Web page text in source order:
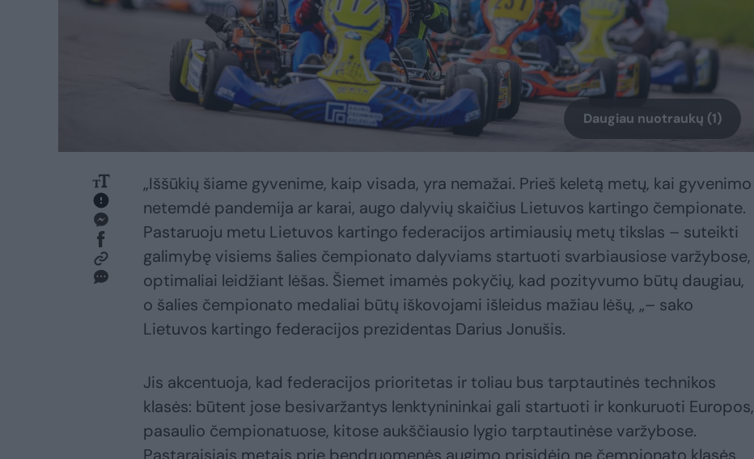
Daugiau nuotraukų (1)
„Iššūkių šiame gyvenime, kaip visada, yra nemažai. Prieš keletą metų, kai gyvenimo
netemdė pandemija ar karai, augo dalyvių skaičius Lietuvos kartingo čempionate.
Pastaruoju metu Lietuvos kartingo federacijos artimiausių metų tikslas – suteikti
galimybę visiems šalies čempionato dalyviams startuoti svarbiausiose varžybose,
optimaliai leidžiant lėšas. Šiemet imamės pokyčių, kad pozityvumo būtų daugiau,
o šalies čempionato medaliai būtų iškovojami išleidus mažiau lėšų, „– sako
Lietuvos kartingo federacijos prezidentas Darius Jonušis.
Jis akcentuoja, kad federacijos prioritetas ir toliau bus tarptautinės technikos
klasės: būtent jose besivaržantys lenktynininkai gali startuoti ir konkuruoti Europos,
pasaulio čempionatuose, kitose aukščiausio lygio tarptautinėse varžybose.